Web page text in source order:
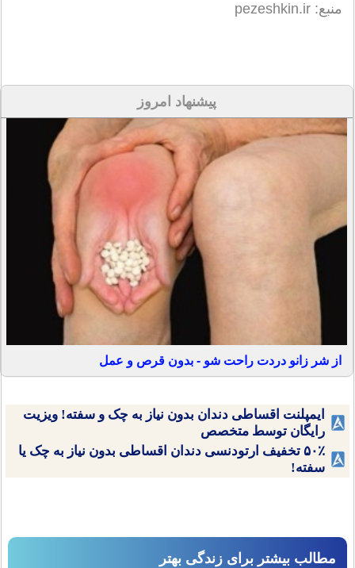
منبع: pezeshkin.ir
پیشنهاد امروز
از شر زانو دردت راحت شو - بدون قرص و عمل
ایمپلنت اقساطی دندان بدون نیاز به چک و سفته! ویزیت
رایگان توسط متخصص
۵۰٪ تخفیف ارتودنسی دندان اقساطی بدون نیاز به چک یا
سفته!
مطالب بیشتر برای زندگی بهتر